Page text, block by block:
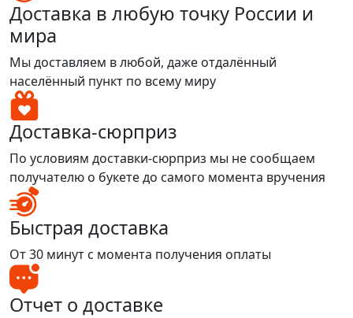
Доставка в любую точку России и
мира
Мы доставляем в любой, даже отдалённый
населённый пункт по всему миру
Доставка-сюрприз
По условиям доставки-сюрприз мы не сообщаем
получателю о букете до самого момента вручения
Быстрая доставка
От 30 минут с момента получения оплаты
Отчет о доставке